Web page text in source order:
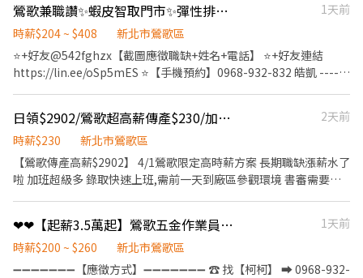
護作業 6. 配合調店、門市支援 智取店工作內容如下 : 1. 協助門市營
運：包裹收寄、搬運、盤點、理貨、上架等 2. 維持門市作業區環
外) 早、午、全天班兼職人員每日工作門店會分在3-5間門市排班 晚
班兼職人員每日工作門店會分在2-3間門市排班 (多數區域為2間以
內) 4. 須配合蝦皮店到店工作內容調整 5. 偶爾須配合鄰近有人店門
市支援 門市人員上班時間 : 早班:全11:00-19:30、兼職11:00-17:30
午班:兼職15:00~19:00 晚班:全14:15-22:45、兼職16:15-22:45、
18:45-22:45 智取店上班時間: 早班時薪:07:00~12:00、0730-
1230、0800-1300、0830-1330(早班4個時段任選) 午班時
薪:15:00~19:00 晚班時薪:1730~2130、1800~2200、
1830~2230(晚班3個時段任選) 夜班時薪:23:30–03:30 全天班時薪 :
0700-1330 & 1730-2400，兩頭班 【工-作-地-點】 鶯歌南雅 - 智取
店 新北市鶯歌區南雅路13號1樓 鶯歌鳳鳴 - 智取店 新北市鶯歌區鶯
桃路624號1樓 鶯歌鶯桃 - 智取店 新北市鶯歌區鶯桃路360號1、2樓
鶯歌永明店 新北市鶯歌區永明街73-2號1樓 鶯歌中正二店 新北市鶯
想找一份穩定、有加班機會、免經驗也能上手的工作嗎？ 這份工作
環境單純，工作內容固定， 有完整教學，不怕沒經驗！ 公司免費供
餐，加班也有供餐，讓你安心工作、省下餐費💰 📍工作地點 新北市
鶯歌區中正三路 ✨工作內容 🔹產品組裝、包裝 🔹沖壓機台簡易操作
🔹協助生產線作業 🔹依部門安排輪調工作 ⏰上班時間 ☀️日班 08:00
休二日 ※週六偶爾需配合加班 💰薪資福利 ✨時薪 $200 （196元＋4
元專案獎金） ✔️加班費依法另計 ✔️免費午餐 ✔️加班免費供餐 ✔️勞健
✅需搬運物品（約5公斤內，偶爾較重但不超過10公斤） ✅機台運作
會有噪音，公司提供相關防護 💛 如果你正在找一份穩定、有供餐、
福利完善的工作，歡迎投遞履歷，一起加入我們！
鶯歌兼職讚✨蝦皮智取門市✨彈性排班✨時薪204-224✨無經驗可✨PW
1天前
時薪$204 ~ $408
新北市鶯歌區
⭐+好友@542fghzx【截圖應徵職缺+姓名+電話】 ⭐+好友連結
https://lin.ee/oSp5mES ⭐【手機預約】0968-932-832 皓凱 ------
盤點、理貨、上架等 2. 維持門市作業區環境、清潔維護作業 3. 智取
店為無人商店，有跑點需求(少數區域除外) 早班全班兼職人員每日
工作門店會分在3-5間門市排班 晚班兼職人員每日工作門店會分在
1-3間門市排班 (多數區域為2間以內) 4. 須配合蝦皮店到店工作內容
調整 5. 偶爾須配合鄰近有人店門市支援 ⭐【薪資待遇】：兼職時薪
區塊時段 彈性好排！ 早班時薪 - 07:00-12:00、07:30-12:30、
08:00-13:00、08:30-13:30 晚班時薪 - 17:30-21:30、18:00-
日領$2902/鶯歌超高薪傳產$230/加班有補助餐費/週休
2天前
時薪$230
新北市鶯歌區
【鶯歌傳產高薪$2902】 4/1鶯歌限定高時薪方案 長期職缺漲薪水了
啦 加班超級多 錄取快速上班,需前一天到廠區參觀環境 書審需要一
17:00 午餐時間：12:00-13:00 間休時間：10:00-10:10、15:00-
15:10 加班用餐：17:00-17:30 加班時間：17:30-20:30 時薪計算：
230元 8H=1840元 8+3H=2902元(含加班餐費) ▶詢問應徵請截圖加
❤❤【起薪3.5萬起】鶯歌五金作業員/周休/供餐/智EQ❤❤
1天前
時薪$200 ~ $260
新北市鶯歌區
➖➖➖➖➖➖➖【應徵方式】➖➖➖➖➖➖➖ ☎️ 找【柯柯】 ➡ 0968-932-